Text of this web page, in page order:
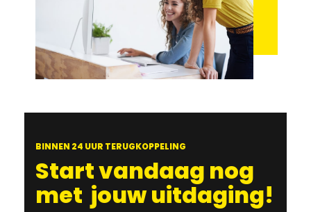
BINNEN 24 UUR TERUGKOPPELING
Start vandaag nog
met jouw uitdaging!